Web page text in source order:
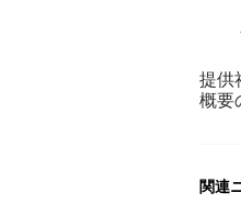
提供
概要
関連